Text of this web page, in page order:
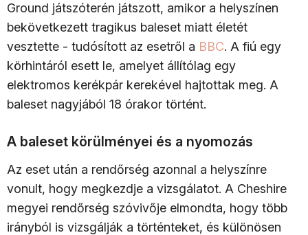
Ground játszóterén játszott, amikor a helyszínen
bekövetkezett tragikus baleset miatt életét
vesztette - tudósított az esetről a BBC. A fiú egy
körhintáról esett le, amelyet állítólag egy
elektromos kerékpár kerekével hajtottak meg. A
baleset nagyjából 18 órakor történt.
A baleset körülményei és a nyomozás
Az eset után a rendőrség azonnal a helyszínre
vonult, hogy megkezdje a vizsgálatot. A Cheshire
megyei rendőrség szóvivője elmondta, hogy több
irányból is vizsgálják a történteket, és különösen